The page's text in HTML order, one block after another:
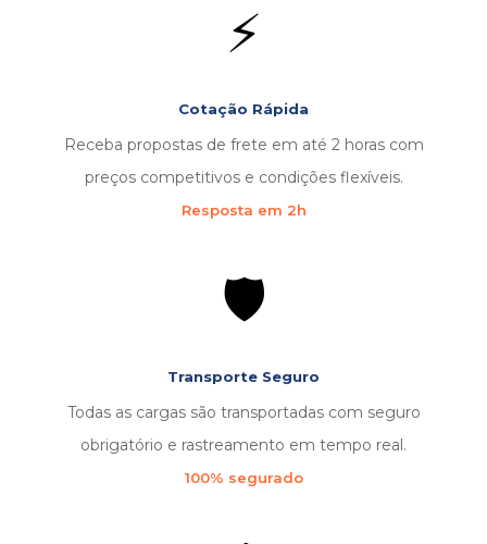
⚡
Cotação Rápida
Receba propostas de frete em até 2 horas com
preços competitivos e condições flexíveis.
Resposta em 2h
🛡️
Transporte Seguro
Todas as cargas são transportadas com seguro
obrigatório e rastreamento em tempo real.
100% segurado